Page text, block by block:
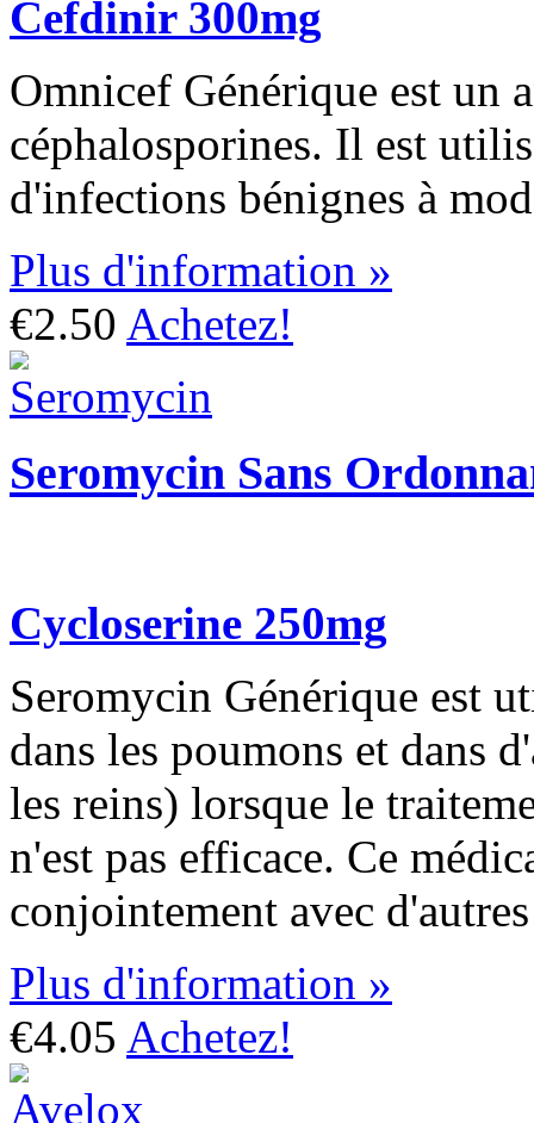
Cefdinir 300mg
Omnicef Générique est un
céphalosporines. Il est
d'infections bénignes à
Plus d'information »
€2.50 Achetez!
Seromycin Sans
Cycloserine 250mg
Seromycin Générique est
dans les poumons et dans
les reins) lorsque le
n'est pas efficace. Ce
conjointement avec
Plus d'information »
€4.05 Achetez!